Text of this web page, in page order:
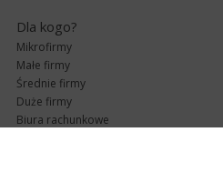
Dla kogo?
Mikrofirmy
Małe firmy
Średnie firmy
Duże firmy
Biura rachunkowe